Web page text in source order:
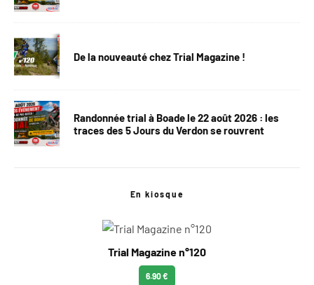
De la nouveauté chez Trial Magazine !
Randonnée trial à Boade le 22 août 2026 : les
traces des 5 Jours du Verdon se rouvrent
En kiosque
Trial Magazine n°120
6.90 €